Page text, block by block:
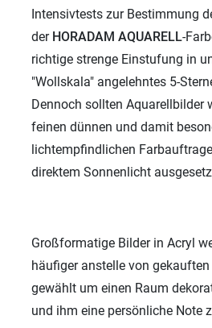
Intensivtests zur Bestimmung
der HORADAM AQUARELL-
richtige strenge Einstufung in
"Wollskala" angelehntes 5-
Dennoch sollten Aquarellbilder
feinen dünnen und damit
lichtempfindlichen
direktem Sonnenlicht
Großformatige Bilder in Acryl
häufiger anstelle von
gewählt um einen Raum
und ihm eine persönliche Note